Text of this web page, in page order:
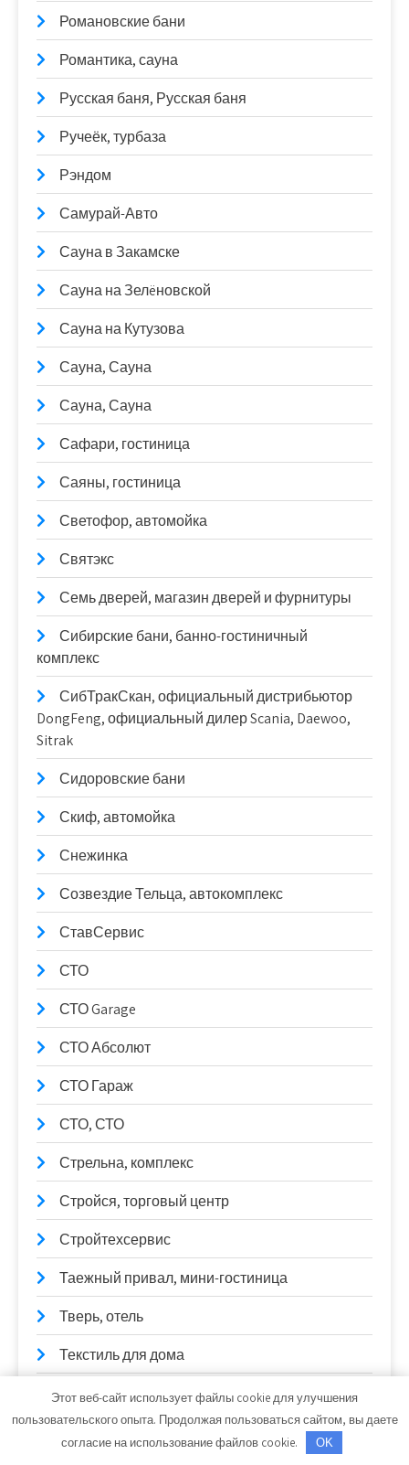
Романовские бани
Романтика, сауна
Русская баня, Русская баня
Ручеёк, турбаза
Рэндом
Самурай-Авто
Сауна в Закамске
Сауна на Зелëновской
Сауна на Кутузова
Сауна, Сауна
Сауна, Сауна
Сафари, гостиница
Саяны, гостиница
Светофор, автомойка
Святэкс
Семь дверей, магазин дверей и фурнитуры
Сибирские бани, банно-гостиничный
комплекс
СибТракСкан, официальный дистрибьютор
DongFeng, официальный дилер Scania, Daewoo,
Sitrak
Сидоровские бани
Скиф, автомойка
Снежинка
Созвездие Тельца, автокомплекс
СтавСервис
СТО
СТО Garage
СТО Абсолют
СТО Гараж
СТО, СТО
Стрельна, комплекс
Стройся, торговый центр
Стройтехсервис
Таежный привал, мини-гостиница
Тверь, отель
Текстиль для дома
Территория 138, автомойка грузовых
автомобилей
Этот веб-сайт использует файлы cookie для улучшения
пользовательского опыта. Продолжая пользоваться сайтом, вы даете
согласие на использование файлов cookie.
OK